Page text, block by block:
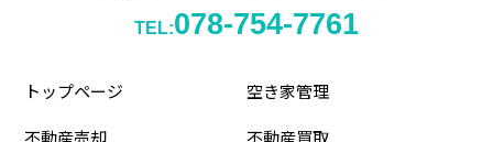
TEL:078-754-7761
トップページ
空き家管理
不動産売却
不動産買取